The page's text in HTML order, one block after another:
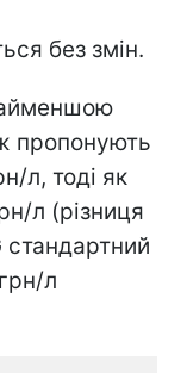
без змін.
пропонують
л, тоді як
л (різниця
стандартний
л